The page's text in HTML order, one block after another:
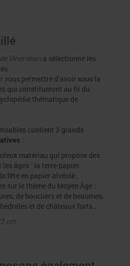
l’Animation a sélectionné les
vous permettre d’avoir sous la
qui constitueront au fil du
thématique de
contient 3 grands
:
matériau qui propose des
âges : la terre-papier.
fête en papier alvéolé .
sur le thème du Moyen Âge :
de boucliers et de heaumes,
et de châteaux forts...
cm.